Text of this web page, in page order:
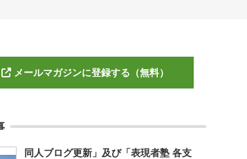
メールマガジンに登録する（無料）
同人ブログ更新」及び「表現者塾 各支